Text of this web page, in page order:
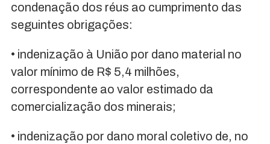
condenação dos réus ao cumprimento das
seguintes obrigações:
• indenização à União por dano material no
valor mínimo de R$ 5,4 milhões,
correspondente ao valor estimado da
comercialização dos minerais;
• indenização por dano moral coletivo de, no